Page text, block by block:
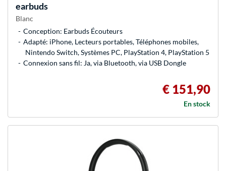
earbuds
Blanc
Conception: Earbuds Écouteurs
Adapté: iPhone, Lecteurs portables, Téléphones mobiles,
Nintendo Switch, Systèmes PC, PlayStation 4, PlayStation 5
Connexion sans fil: Ja, via Bluetooth, via USB Dongle
€ 151,90
En stock